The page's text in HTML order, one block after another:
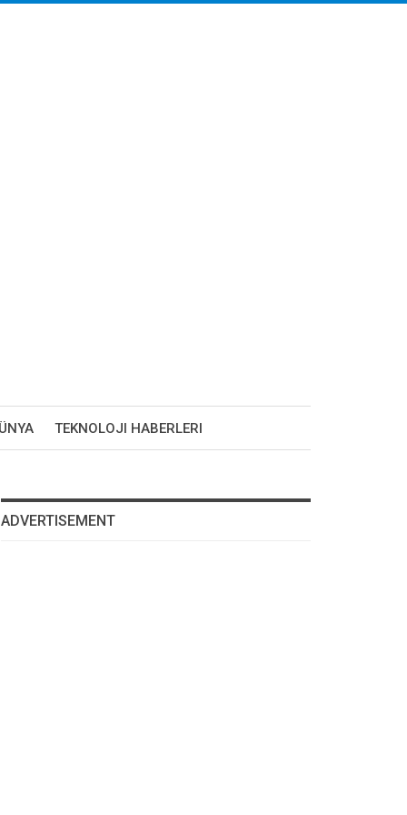
TEKNOLOJI HABERLERI
ADVERTISEMENT